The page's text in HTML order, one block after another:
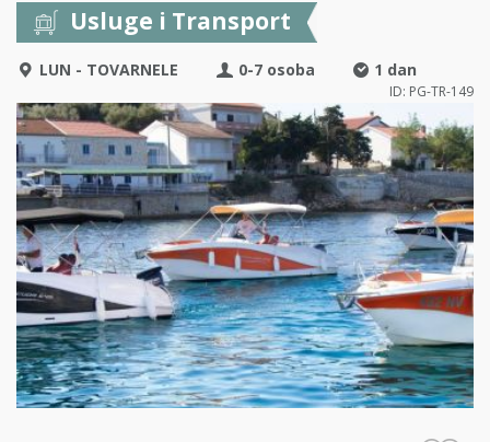
Usluge i Transport
LUN - TOVARNELE 0-7 osoba 1 dan
ID: PG-TR-149